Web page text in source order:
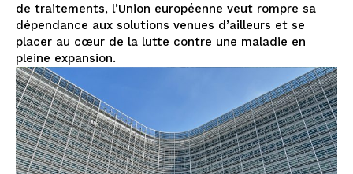
de traitements, l’Union européenne veut rompre sa
dépendance aux solutions venues d’ailleurs et se
placer au cœur de la lutte contre une maladie en
pleine expansion.